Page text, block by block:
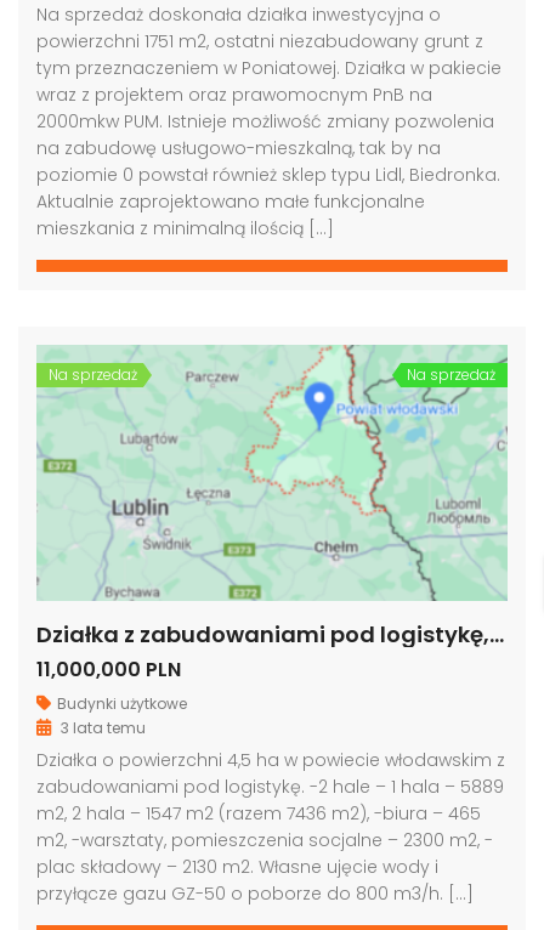
Na sprzedaż doskonała działka inwestycyjna o
powierzchni 1751 m2, ostatni niezabudowany grunt z
tym przeznaczeniem w Poniatowej. Działka w pakiecie
wraz z projektem oraz prawomocnym PnB na
2000mkw PUM. Istnieje możliwość zmiany pozwolenia
na zabudowę usługowo-mieszkalną, tak by na
poziomie 0 powstał również sklep typu Lidl, Biedronka.
Aktualnie zaprojektowano małe funkcjonalne
mieszkania z minimalną ilością […]
Na sprzedaż Na sprzedaż
Działka z zabudowaniami pod logistykę, powiat włodawski
11,000,000 PLN
Budynki użytkowe
3 lata temu
Działka o powierzchni 4,5 ha w powiecie włodawskim z
zabudowaniami pod logistykę. -2 hale – 1 hala – 5889
m2, 2 hala – 1547 m2 (razem 7436 m2), -biura – 465
m2, -warsztaty, pomieszczenia socjalne – 2300 m2, -
plac składowy – 2130 m2. Własne ujęcie wody i
przyłącze gazu GZ-50 o poborze do 800 m3/h. […]
Grunt pod biurowiec, akademik, hotel, Warszawa
PLN
Grunt pod budowę, blisko metra, Warszawa
4,000,000 PLN